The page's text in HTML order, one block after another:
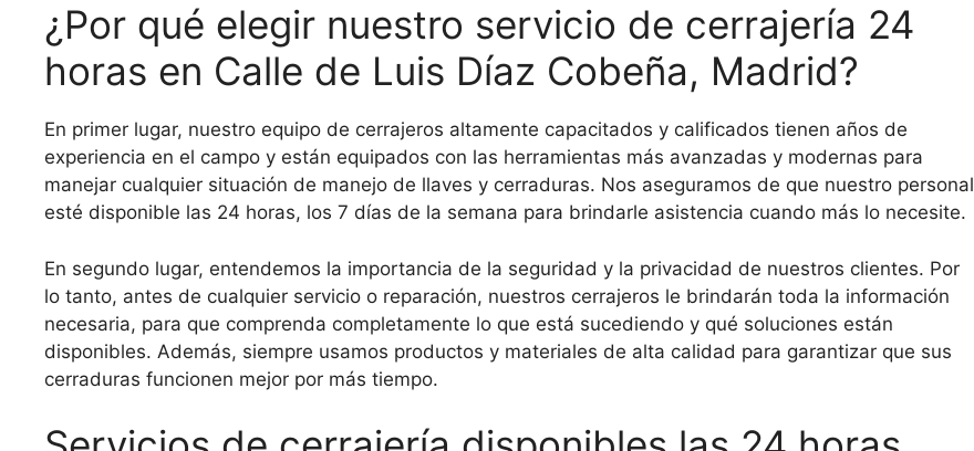
¿Por qué elegir nuestro servicio de cerrajería 24
horas en Calle de Luis Díaz Cobeña, Madrid?
En primer lugar, nuestro equipo de cerrajeros altamente capacitados y calificados tienen años de
experiencia en el campo y están equipados con las herramientas más avanzadas y modernas para
manejar cualquier situación de manejo de llaves y cerraduras. Nos aseguramos de que nuestro personal
esté disponible las 24 horas, los 7 días de la semana para brindarle asistencia cuando más lo necesite.
En segundo lugar, entendemos la importancia de la seguridad y la privacidad de nuestros clientes. Por
lo tanto, antes de cualquier servicio o reparación, nuestros cerrajeros le brindarán toda la información
necesaria, para que comprenda completamente lo que está sucediendo y qué soluciones están
disponibles. Además, siempre usamos productos y materiales de alta calidad para garantizar que sus
cerraduras funcionen mejor por más tiempo.